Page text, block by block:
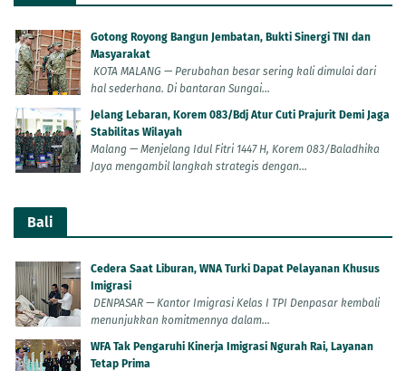
Gotong Royong Bangun Jembatan, Bukti Sinergi TNI dan
Masyarakat
KOTA MALANG — Perubahan besar sering kali dimulai dari
hal sederhana. Di bantaran Sungai...
Jelang Lebaran, Korem 083/Bdj Atur Cuti Prajurit Demi Jaga
Stabilitas Wilayah
Malang — Menjelang Idul Fitri 1447 H, Korem 083/Baladhika
Jaya mengambil langkah strategis dengan...
Bali
Cedera Saat Liburan, WNA Turki Dapat Pelayanan Khusus
Imigrasi
DENPASAR — Kantor Imigrasi Kelas I TPI Denpasar kembali
menunjukkan komitmennya dalam...
WFA Tak Pengaruhi Kinerja Imigrasi Ngurah Rai, Layanan
Tetap Prima